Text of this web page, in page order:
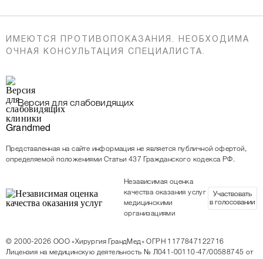
ИМЕЮТСЯ ПРОТИВОПОКАЗАНИЯ. НЕОБХОДИМА
ОЧНАЯ КОНСУЛЬТАЦИЯ СПЕЦИАЛИСТА.
Версия для слабовидящих
Представленная на сайте информация не является публичной офертой,
определяемой положениями Статьи 437 Гражданского кодекса РФ.
Независимая оценка
качества оказания услуг
медицинскими
организациями
Участвовать
в голосовании
© 2000-2026 ООО «Хирургия ГрандМед» ОГРН 1177847122716
Лицензия на медицинскую деятельность № Л041-00110-47/00588745 от